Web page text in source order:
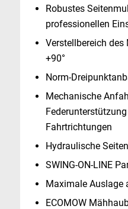
Robustes
professionellen
Verstellbereich des
+90°
Norm-
Mechanische
Fahrtrichtungen
Hydraulische
SWING-ON-LINE
Maximale Auslage
ECOMOW